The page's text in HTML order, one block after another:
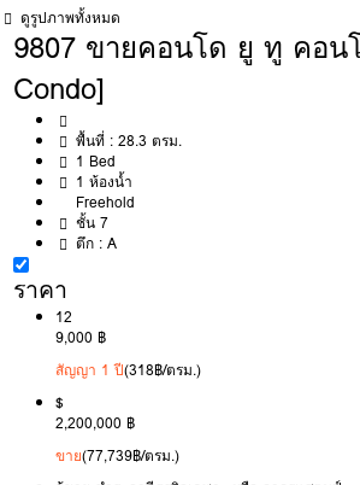
ดูรูปภาพทั้งหมด
9807 ขายคอนโด ยู ทู คอน
Condo]
พื้นที่ :28.3 ตรม.
1 Bed
1 ห้องน้ำ
Freehold
ชั้น 7
ตึก :A
ราคา
12
9,000 ฿
สัญญา 1 ปี(318฿/ตรม.)
$
2,200,000 ฿
ขาย(77,739฿/ตรม.)